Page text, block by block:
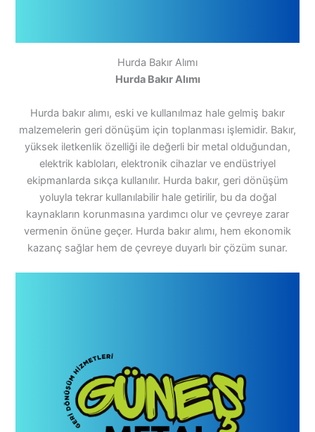
Hurda Bakır Alımı
Hurda Bakır Alımı
Hurda bakır alımı, eski ve kullanılmaz hale gelmiş bakır
malzemelerin geri dönüşüm için toplanması işlemidir. Bakır,
yüksek iletkenlik özelliği ile değerli bir metal olduğundan,
elektrik kabloları, elektronik cihazlar ve endüstriyel
ekipmanlarda sıkça kullanılır. Hurda bakır, geri dönüşüm
yoluyla tekrar kullanılabilir hale getirilir, bu da doğal
kaynakların korunmasına yardımcı olur ve çevreye zarar
vermenin önüne geçer. Hurda bakır alımı, hem ekonomik
kazanç sağlar hem de çevreye duyarlı bir çözüm sunar.